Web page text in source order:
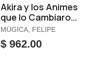
Akira y los Animes
que lo Cambiaron
Todo
MÚGICA, FELIPE
$ 962.00